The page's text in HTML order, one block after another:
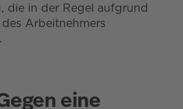
die in der Regel aufgrund
Arbeitnehmers
eine